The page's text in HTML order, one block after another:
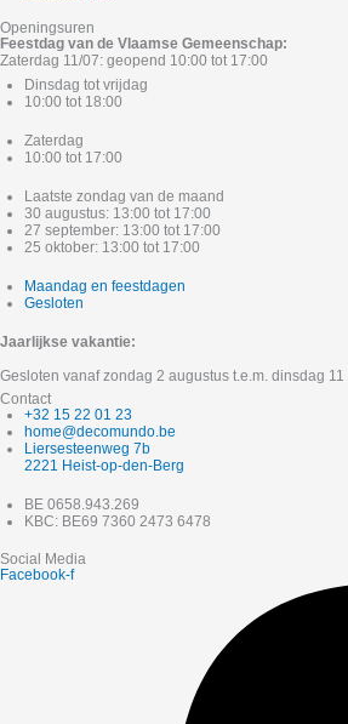
Openingsuren
Feestdag van de Vlaamse Gemeenschap:
Zaterdag 11/07: geopend 10:00 tot 17:00
Dinsdag tot vrijdag
10:00 tot 18:00
Zaterdag
10:00 tot 17:00
Laatste zondag van de maand
30 augustus: 13:00 tot 17:00
27 september: 13:00 tot 17:00
25 oktober: 13:00 tot 17:00
Maandag en feestdagen
Gesloten
Jaarlijkse vakantie:
Gesloten vanaf zondag 2 augustus t.e.m. dinsdag
Contact
+32 15 22 01 23
home@decomundo.be
Liersesteenweg 7b
2221 Heist-op-den-Berg
BE 0658.943.269
KBC: BE69 7360 2473 6478
Social Media
Facebook-f